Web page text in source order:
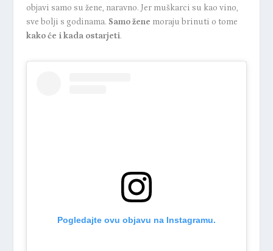
objavi samo su žene, naravno. Jer muškarci su kao vino,
sve bolji s godinama. Samo žene moraju brinuti o tome
kako će i kada ostarjeti.
Pogledajte ovu objavu na Instagramu.